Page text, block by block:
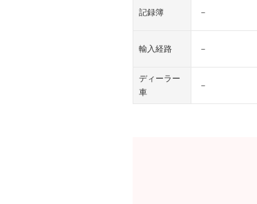
記録簿 －
輸入経路 －
ディーラー
車
－